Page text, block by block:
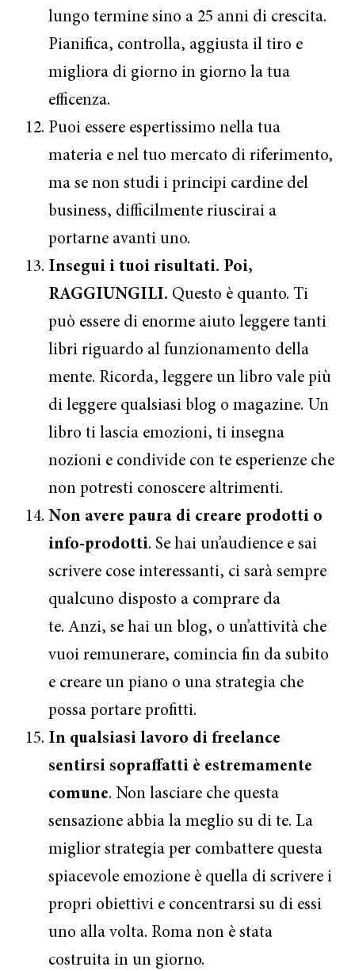
lungo termine sino a 25 anni di crescita.
Pianifica, controlla, aggiusta il tiro e
migliora di giorno in giorno la tua
efficenza.
Puoi essere espertissimo nella tua
materia e nel tuo mercato di riferimento,
ma se non studi i principi cardine del
business, difficilmente riuscirai a
portarne avanti uno.
Insegui i tuoi risultati. Poi,
RAGGIUNGILI. Questo è quanto. Ti
può essere di enorme aiuto leggere tanti
libri riguardo al funzionamento della
mente. Ricorda, leggere un libro vale più
di leggere qualsiasi blog o magazine. Un
libro ti lascia emozioni, ti insegna
nozioni e condivide con te esperienze che
non potresti conoscere altrimenti.
Non avere paura di creare prodotti o
info-prodotti. Se hai un’audience e sai
scrivere cose interessanti, ci sarà sempre
qualcuno disposto a comprare da
te. Anzi, se hai un blog, o un’attività che
vuoi remunerare, comincia fin da subito
e creare un piano o una strategia che
possa portare profitti.
In qualsiasi lavoro di freelance
sentirsi sopraffatti è estremamente
comune. Non lasciare che questa
sensazione abbia la meglio su di te. La
miglior strategia per combattere questa
spiacevole emozione è quella di scrivere i
propri obiettivi e concentrarsi su di essi
uno alla volta. Roma non è stata
costruita in un giorno.